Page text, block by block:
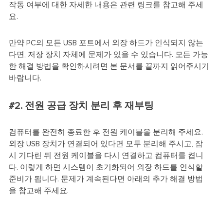
작동 여부에 대한 자세한 내용은 관련 링크를 참고해 주세
요.
만약 PC의 모든 USB 포트에서 외장 하드가 인식되지 않는
다면, 저장 장치 자체에 문제가 있을 수 있습니다. 모든 가능
한 해결 방법을 확인하시려면 본 문서를 끝까지 읽어주시기
바랍니다.
#2. 전원 공급 장치 분리 후 재부팅
컴퓨터를 완전히 종료한 후 전원 케이블을 분리해 주세요.
외장 USB 장치가 연결되어 있다면 모두 분리해 주시고, 잠
시 기다린 뒤 전원 케이블을 다시 연결하고 컴퓨터를 켭니
다. 이렇게 하면 시스템이 초기화되어 외장 하드를 인식할
준비가 됩니다. 문제가 계속된다면 아래의 추가 해결 방법
을 참고해 주세요.